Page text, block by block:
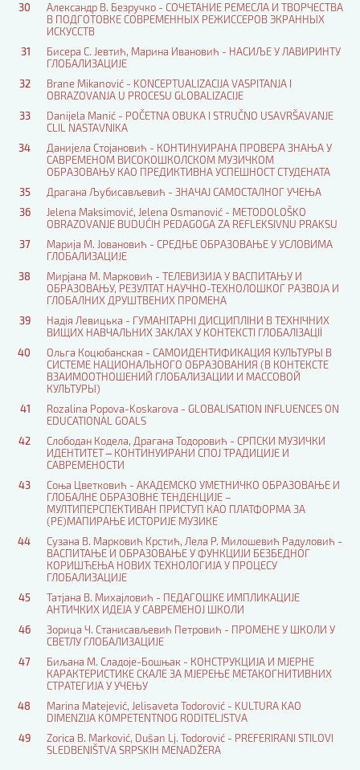
30
Александр В. Безручко - СОЧЕТАНИЕ РЕМЕСЛА И ТВОРЧЕСТВА
В ПОДГОТОВКЕ СОВРЕМЕННЫХ РЕЖИССЕРОВ ЭКРАННЫХ
ИСКУССТВ
31
Бисера С. Јевтић, Марина Ивановић - НАСИЉЕ У ЛАВИРИНТУ
ГЛОБАЛИЗАЦИЈЕ
32
Brane Mikanović - KONCEPTUALIZACIJA VASPITANJA I
OBRAZOVANJA U PROCESU GLOBALIZACIJE
33
Danijela Manić - POČETNA OBUKA I STRUČNO USAVRŠAVANJE
CLIL NASTAVNIKA
34
Данијела Стојановић - КОНТИНУИРАНА ПРОВЕРА ЗНАЊА У
САВРЕМЕНОМ ВИСОКОШКОЛСКОМ МУЗИЧКОМ
ОБРАЗОВАЊУ КАО ПРЕДИКТИВНА УСПЕШНОСТ СТУДЕНАТА
35
Драгана Љубисављевић - ЗНАЧАЈ САМОСТАЛНОГ УЧЕЊА
36
Jelena Maksimović, Jelena Osmanović - METODOLOŠKO
OBRAZOVANJE BUDUĆIH PEDAGOGA ZA REFLEKSIVNU PRAKSU
37
Марија М. Јовановић - СРЕДЊЕ ОБРАЗОВАЊЕ У УСЛОВИМА
ГЛОБАЛИЗАЦИЈЕ
38
Мирјана М. Марковић - ТЕЛЕВИЗИЈА У ВАСПИТАЊУ И
ОБРАЗОВАЊУ, РЕЗУЛТАТ НАУЧНО-ТЕХНОЛОШКОГ РАЗВОЈА И
ГЛОБАЛНИХ ДРУШТВЕНИХ ПРОМЕНА
39
Надія Левицька - ГУМАНІТАРНІ ДИСЦИПЛІНИ В ТЕХНІЧНИХ
ВИЩИХ НАВЧАЛЬНИХ ЗАКЛАХ У КОНТЕКСТІ ГЛОБАЛІЗАЦІЇ
40
Ольга Коцюбанская - САМОИДЕНТИФИКАЦИЯ КУЛЬТУРЫ В
СИСТЕМЕ НАЦИОНАЛЬНОГО ОБРАЗОВАНИЯ (В КОНТЕКСТЕ
ВЗАИМООТНОШЕНИЙ ГЛОБАЛИЗАЦИИ И МАССОВОЙ
КУЛЬТУРЫ)
41
Rozalina Popova-Koskarova - GLOBALISATION INFLUENCES ON
EDUCATIONAL GOALS
42
Слободан Кодела, Драгана Тодоровић - СРПСКИ МУЗИЧКИ
ИДЕНТИТЕТ ‒ КОНТИНУИРАНИ СПОЈ ТРАДИЦИЈЕ И
САВРЕМЕНОСТИ
43
Соња Цветковић - АКАДЕМСКО УМЕТНИЧКО ОБРАЗОВАЊЕ И
ГЛОБАЛНЕ ОБРАЗОВНЕ ТЕНДЕНЦИЈЕ –
МУЛТИПЕРСПЕКТИВАН ПРИСТУП КАО ПЛАТФОРМА ЗА
(РЕ)МАПИРАЊЕ ИСТОРИЈЕ МУЗИКЕ
44
Сузана В. Марковић Крстић, Лела Р. Милошевић Радуловић -
ВАСПИТАЊЕ И ОБРАЗОВАЊЕ У ФУНКЦИЈИ БЕЗБЕДНОГ
КОРИШЋЕЊА НОВИХ ТЕХНОЛОГИЈА У ПРОЦЕСУ
ГЛОБАЛИЗАЦИЈЕ
45
Татјана В. Михајловић - ПЕДАГОШКЕ ИМПЛИКАЦИЈЕ
АНТИЧКИХ ИДЕЈА У САВРЕМЕНОЈ ШКОЛИ
46
Зорица Ч. Станисављевић Петровић - ПРОМЕНЕ У ШКОЛИ У
СВЕТЛУ ГЛОБАЛИЗАЦИЈЕ
47
Биљана М. Сладоје-Бошњак - КОНСТРУКЦИЈА И МЈЕРНЕ
КАРАКТЕРИСТИКЕ СКАЛЕ ЗА МЈЕРЕЊЕ МЕТАКОГНИТИВНИХ
СТРАТЕГИЈА У УЧЕЊУ
48
Marina Matejević, Jelisaveta Todorović - KULTURA KAO
DIMENZIJA KOMPETENTNOG RODITELJSTVA
49
Zorica B. Marković, Dušan Lj. Todorović - PREFERIRANI STILOVI
SLEDBENIŠTVA SRPSKIH MENADŽERA